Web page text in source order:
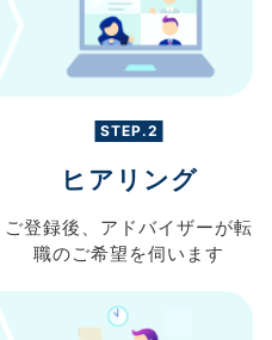
STEP.2
ヒアリング
ご登録後、 アドバイザーが転
職のご希望を伺います